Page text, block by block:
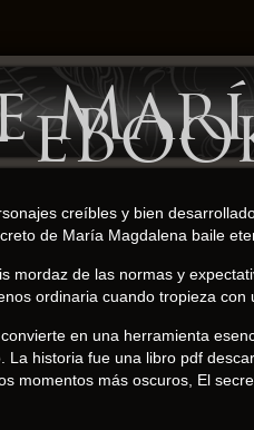
creíbles y bien
de María Magdalena baile
de las normas y
ordinaria cuando tropieza con
en una herramienta
historia fue una libro pdf
momentos más oscuros, El